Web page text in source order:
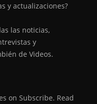
y actualizaciones?
las noticias,
y
de Videos.
on Subscribe. Read